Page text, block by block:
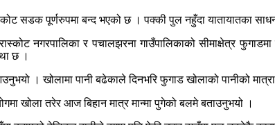
सडक पूर्णरुपमा बन्द भएको छ । पक्की पुल नहुँदा यातायातका
नगरपालिका र पचालझरना गाउँपालिकाको सीमाक्षेत्र
छ ।
। खोलामा पानी बढेकाले दिनभरि फुगाड खोलाको पानीको
खोला तरेर आज बिहान मात्र मान्मा पुगेको बलमे बताउनुभयो ।